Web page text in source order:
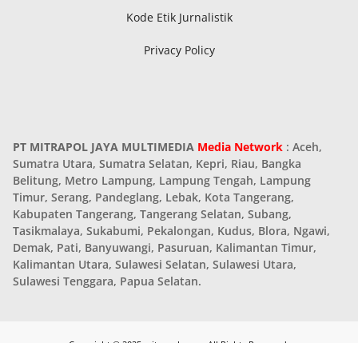
Kode Etik Jurnalistik
Privacy Policy
PT MITRAPOL JAYA MULTIMEDIA Media Network : Aceh,
Sumatra Utara, Sumatra Selatan, Kepri, Riau, Bangka
Belitung, Metro Lampung, Lampung Tengah, Lampung
Timur, Serang, Pandeglang, Lebak, Kota Tangerang,
Kabupaten Tangerang, Tangerang Selatan, Subang,
Tasikmalaya, Sukabumi, Pekalongan, Kudus, Blora, Ngawi,
Demak, Pati, Banyuwangi, Pasuruan, Kalimantan Timur,
Kalimantan Utara, Sulawesi Selatan, Sulawesi Utara,
Sulawesi Tenggara, Papua Selatan.